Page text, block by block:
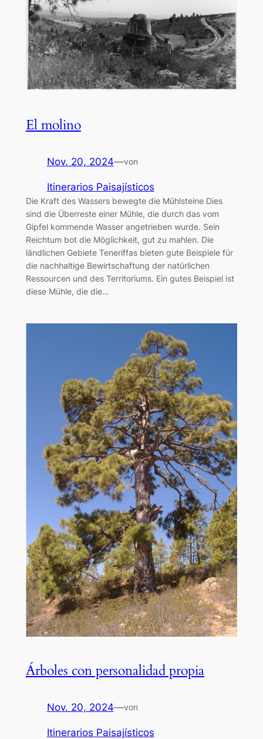
El molino
Nov. 20, 2024—von
Itinerarios Paisajísticos
Die Kraft des Wassers bewegte die Mühlsteine Dies
sind die Überreste einer Mühle, die durch das vom
Gipfel kommende Wasser angetrieben wurde. Sein
Reichtum bot die Möglichkeit, gut zu mahlen. Die
ländlichen Gebiete Teneriffas bieten gute Beispiele für
die nachhaltige Bewirtschaftung der natürlichen
Ressourcen und des Territoriums. Ein gutes Beispiel ist
diese Mühle, die die…
Árboles con personalidad propia
Nov. 20, 2024—von
Itinerarios Paisajísticos